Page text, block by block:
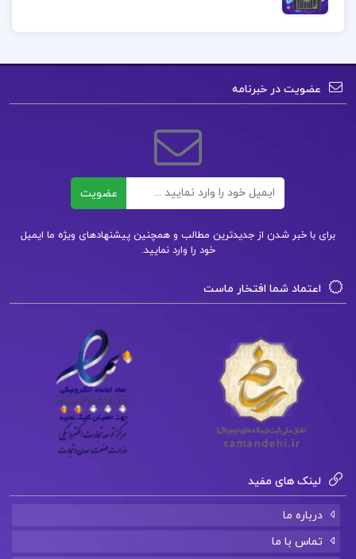
کتاب پیشنهادی📚
معنایی هامون سبطی
دانلود فایل PDF کتاب زمین شناسی جامع کنکور
مهروماه
دانلود فایل PDF کتاب راهنمای جامع زبان انگلیسی
عضویت در خبرنامه
عضویت
برای با خبر شدن از جدیدترین مطالب و همچنین پیشنهادهای ویژه ما ایمیل
خود را وارد نمایید.
اعتماد شما افتخار ماست
لینک های مفید
درباره ما
تماس با ما